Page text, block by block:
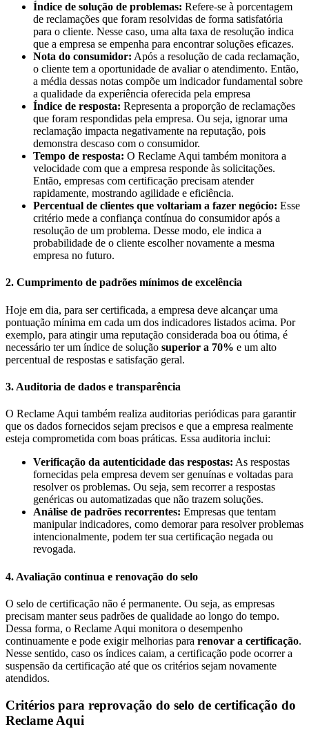
Índice de solução de problemas: Refere-se à porcentagem
de reclamações que foram resolvidas de forma satisfatória
para o cliente. Nesse caso, uma alta taxa de resolução indica
que a empresa se empenha para encontrar soluções eficazes.
Nota do consumidor: Após a resolução de cada reclamação,
o cliente tem a oportunidade de avaliar o atendimento. Então,
a média dessas notas compõe um indicador fundamental sobre
a qualidade da experiência oferecida pela empresa
Índice de resposta: Representa a proporção de reclamações
que foram respondidas pela empresa. Ou seja, ignorar uma
reclamação impacta negativamente na reputação, pois
demonstra descaso com o consumidor.
Tempo de resposta: O Reclame Aqui também monitora a
velocidade com que a empresa responde às solicitações.
Então, empresas com certificação precisam atender
rapidamente, mostrando agilidade e eficiência.
Percentual de clientes que voltariam a fazer negócio: Esse
critério mede a confiança contínua do consumidor após a
resolução de um problema. Desse modo, ele indica a
probabilidade de o cliente escolher novamente a mesma
empresa no futuro.
2. Cumprimento de padrões mínimos de excelência
Hoje em dia, para ser certificada, a empresa deve alcançar uma
pontuação mínima em cada um dos indicadores listados acima. Por
exemplo, para atingir uma reputação considerada boa ou ótima, é
necessário ter um índice de solução superior a 70% e um alto
percentual de respostas e satisfação geral.
3. Auditoria de dados e transparência
O Reclame Aqui também realiza auditorias periódicas para garantir
que os dados fornecidos sejam precisos e que a empresa realmente
esteja comprometida com boas práticas. Essa auditoria inclui:
Verificação da autenticidade das respostas: As respostas
fornecidas pela empresa devem ser genuínas e voltadas para
resolver os problemas. Ou seja, sem recorrer a respostas
genéricas ou automatizadas que não trazem soluções.
Análise de padrões recorrentes: Empresas que tentam
manipular indicadores, como demorar para resolver problemas
intencionalmente, podem ter sua certificação negada ou
revogada.
4. Avaliação contínua e renovação do selo
O selo de certificação não é permanente. Ou seja, as empresas
precisam manter seus padrões de qualidade ao longo do tempo.
Dessa forma, o Reclame Aqui monitora o desempenho
continuamente e pode exigir melhorias para renovar a certificação.
Nesse sentido, caso os índices caiam, a certificação pode ocorrer a
suspensão da certificação até que os critérios sejam novamente
atendidos.
Critérios para reprovação do selo de certificação do
Reclame Aqui